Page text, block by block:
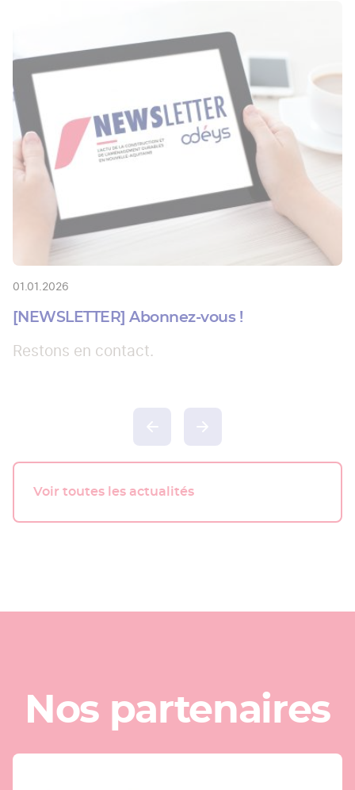
01.01.2026
[NEWSLETTER] Abonnez-vous !
Restons en contact.
Voir toutes les actualités
Nos partenaires